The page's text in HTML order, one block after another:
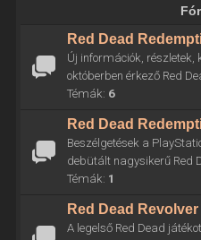
Red Dead
Új információk, részletek,
októberben érkező Red
Témák: 6
Red Dead
Beszélgetések a
debütált nagysikerű Red
Témák: 1
Red Dead Revolver
A legelső Red Dead